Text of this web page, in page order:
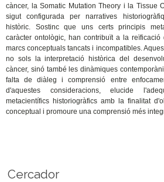
càncer, la Somatic Mutation Theory i la Tissue
sigut configurada per narratives
històric. Sostinc que uns certs principis
caràcter ontològic, han contribuït a la
marcs conceptuals tancats i incompatibles.
no sols la interpretació històrica del
càncer, sinó també les dinàmiques
falta de diàleg i comprensió entre
d'aquestes consideracions, elucide
metacientífics historiogràfics amb la finalitat
conceptual i promoure una comprensió més
Cercador